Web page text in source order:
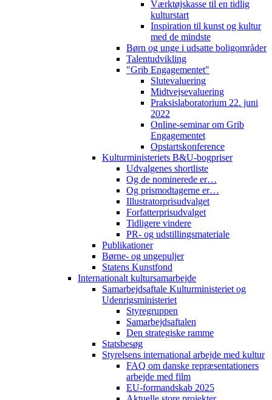
Værktøjskasse til en tidlig
kulturstart
Inspiration til kunst og kultur
med de mindste
Børn og unge i udsatte boligområder
Talentudvikling
"Grib Engagementet"
Slutevaluering
Midtvejsevaluering
Praksislaboratorium 22. juni
2022
Online-seminar om Grib
Engagementet
Opstartskonference
Kulturministeriets B&U-bogpriser
Udvalgenes shortliste
Og de nominerede er…
Og prismodtagerne er…
Illustratorprisudvalget
Forfatterprisudvalget
Tidligere vindere
PR- og udstillingsmateriale
Publikationer
Børne- og ungepuljer
Statens Kunstfond
Internationalt kultursamarbejde
Samarbejdsaftale Kulturministeriet og
Udenrigsministeriet
Styregruppen
Samarbejdsaftalen
Den strategiske ramme
Statsbesøg
Styrelsens international arbejde med kultur
FAQ om danske repræsentationers
arbejde med film
EU-formandskab 2025